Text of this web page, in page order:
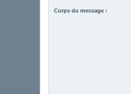
Corps du message :